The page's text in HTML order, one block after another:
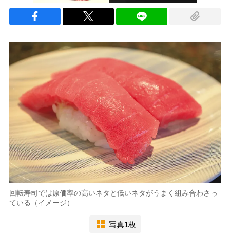
回転寿司では原価率の高いネタと低いネタがうまく組み合わさっ
ている（イメージ）
写真1枚